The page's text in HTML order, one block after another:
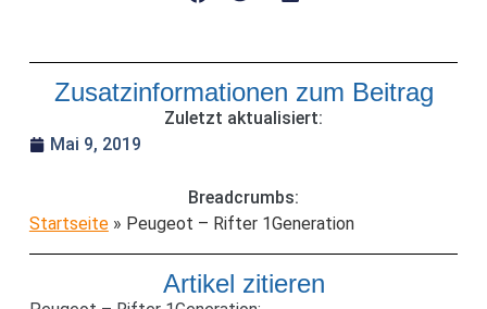
Zusatzinformationen zum Beitrag
Zuletzt aktualisiert:
Mai 9, 2019
Breadcrumbs:
Startseite» Peugeot – Rifter 1Generation
Artikel zitieren